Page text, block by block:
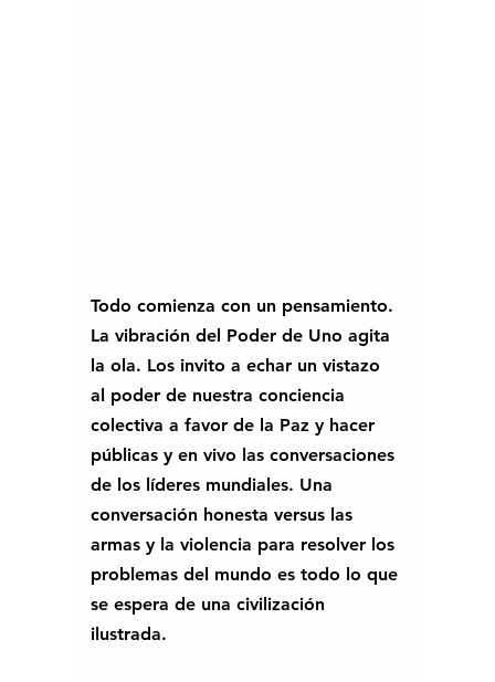
Todo comienza con un pensamiento.
La vibración del Poder de Uno agita
la ola. Los invito a echar un vistazo
al poder de nuestra conciencia
colectiva a favor de la Paz y hacer
públicas y en vivo las conversaciones
de los líderes mundiales. Una
conversación honesta versus las
armas y la violencia para resolver los
problemas del mundo es todo lo que
se espera de una civilización
ilustrada.